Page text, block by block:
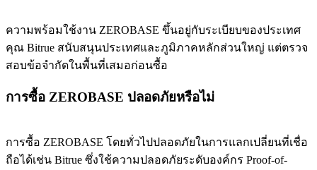
ความพร้อมใช้งาน ZEROBASE ขึ้นอยู่กับระเบียบของประเทศ
คุณ Bitrue สนับสนุนประเทศและภูมิภาคหลักส่วนใหญ่ แต่ตรวจ
สอบข้อจำกัดในพื้นที่เสมอก่อนซื้อ
การซื้อ ZEROBASE ปลอดภัยหรือไม่
การซื้อ ZEROBASE โดยทั่วไปปลอดภัยในการแลกเปลี่ยนที่เชื่อ
ถือได้เช่น Bitrue ซึ่งใช้ความปลอดภัยระดับองค์กร Proof-of-